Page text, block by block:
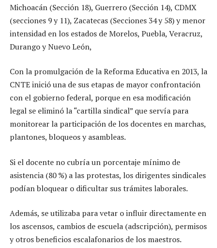
Michoacán (Sección 18), Guerrero (Sección 14), CDMX
(secciones 9 y 11), Zacatecas (Secciones 34 y 58) y menor
intensidad en los estados de Morelos, Puebla, Veracruz,
Durango y Nuevo León,
Con la promulgación de la Reforma Educativa en 2013, la
CNTE inició una de sus etapas de mayor confrontación
con el gobierno federal, porque en esa modificación
legal se eliminó la “cartilla sindical” que servía para
monitorear la participación de los docentes en marchas,
plantones, bloqueos y asambleas.
Si el docente no cubría un porcentaje mínimo de
asistencia (80 %) a las protestas, los dirigentes sindicales
podían bloquear o dificultar sus trámites laborales.
Además, se utilizaba para vetar o influir directamente en
los ascensos, cambios de escuela (adscripción), permisos
y otros beneficios escalafonarios de los maestros.